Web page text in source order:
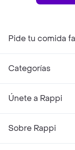
Pide tu comida
Categorías
Únete a Rappi
Sobre Rappi